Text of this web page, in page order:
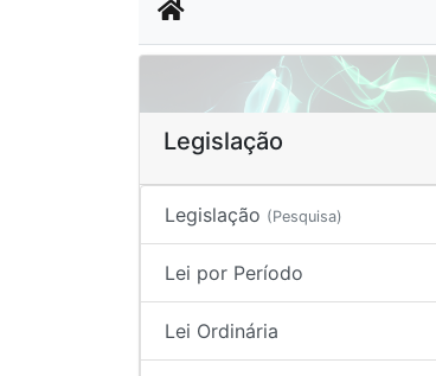
Legislação
Legislação (Pesquisa)
Lei por Período
Lei Ordinária